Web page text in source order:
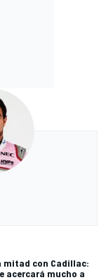
mitad con Cadillac:
acercará mucho a